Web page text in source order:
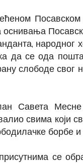
да се ода
слободе
Савета
свима који
борбе и
се